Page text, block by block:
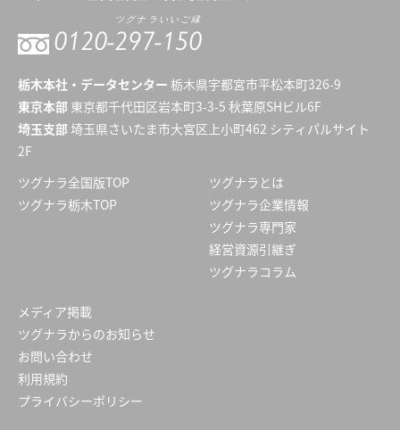
0120-297-150
ツグナラいいご縁
栃木本社・データセンター 栃木県宇都宮市平松本町326-9
東京本部 東京都千代田区岩本町3-3-5 秋葉原SHビル6F
埼玉支部 埼玉県さいたま市大宮区上小町462 シティパルサイト
2F
ツグナラ全国版TOP
ツグナラ栃木TOP
ツグナラとは
ツグナラ企業情報
ツグナラ専門家
経営資源引継ぎ
ツグナラコラム
メディア掲載
ツグナラからのお知らせ
お問い合わせ
利用規約
プライバシーポリシー